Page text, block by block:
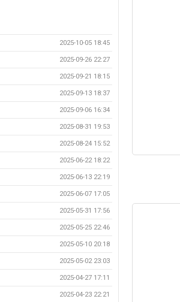
2025-10-05 18:45
2025-09-26 22:27
2025-09-21 18:15
2025-09-13 18:37
2025-09-06 16:34
2025-08-31 19:53
2025-08-24 15:52
2025-06-22 18:22
2025-06-13 22:19
2025-06-07 17:05
2025-05-31 17:56
2025-05-25 22:46
2025-05-10 20:18
2025-05-02 23:03
2025-04-27 17:11
2025-04-23 22:21